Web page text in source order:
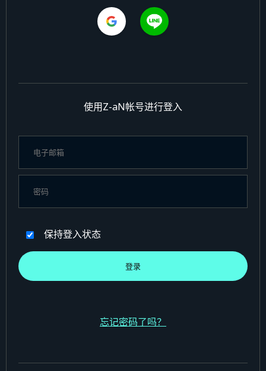
使用Z-aN帐号进行登入
保持登入状态
忘记密码了吗？